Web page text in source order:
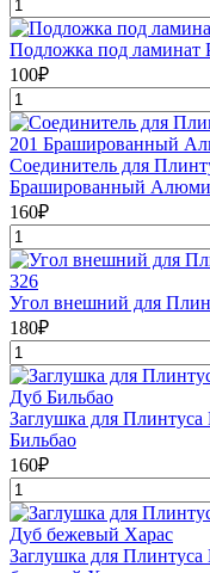
Подложка под ламинат
100₽
Соединитель для
Брашированный
160₽
Угол внешний для
180₽
Заглушка для
Бильбао
160₽
Заглушка для